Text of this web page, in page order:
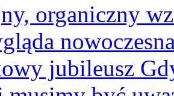
organiczny
jubileusz